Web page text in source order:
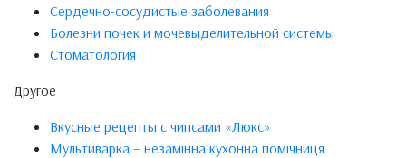
Сердечно-сосудистые заболевания
Болезни почек и мочевыделительной системы
Стоматология
Другое
Вкусные рецепты с чипсами «Люкс»
Мультиварка – незамінна кухонна помічниця